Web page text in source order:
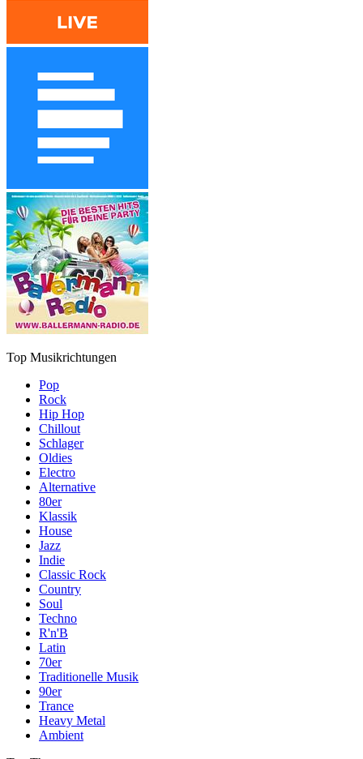
Top Musikrichtungen
Pop
Rock
Hip Hop
Chillout
Schlager
Oldies
Electro
Alternative
80er
Klassik
House
Jazz
Indie
Classic Rock
Country
Soul
Techno
R'n'B
Latin
70er
Traditionelle Musik
90er
Trance
Heavy Metal
Ambient